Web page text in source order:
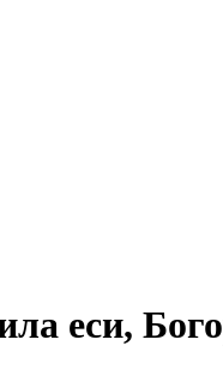
еси,